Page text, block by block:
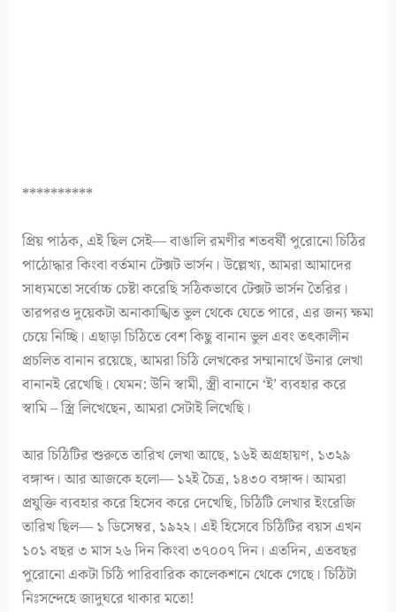
**********
প্রিয় পাঠক, এই ছিল সেই— বাঙালি রমণীর শতবর্ষী পুরোনো চিঠির
পাঠোদ্ধার কিংবা বর্তমান টেক্সট ভার্সন। উল্লেখ্য, আমরা আমাদের
সাধ্যমতো সর্বোচ্চ চেষ্টা করেছি সঠিকভাবে টেক্সট ভার্সন তৈরির।
তারপরও দুয়েকটা অনাকাঙ্খিত ভুল থেকে যেতে পারে, এর জন্য ক্ষমা
চেয়ে নিচ্ছি। এছাড়া চিঠিতে বেশ কিছু বানান ভুল এবং তৎকালীন
প্রচলিত বানান রয়েছে, আমরা চিঠি লেখকের সম্মানার্থে উনার লেখা
বানানই রেখেছি। যেমন: উনি স্বামী, স্ত্রী বানানে ‘ই’ ব্যবহার করে
স্বামি – স্ত্রি লিখেছেন, আমরা সেটাই লিখেছি।
আর চিঠিটির শুরুতে তারিখ লেখা আছে, ১৬ই অগ্রহায়ণ, ১৩২৯
বঙ্গাব্দ। আর আজকে হলো— ১২ই চৈত্র, ১৪৩০ বঙ্গাব্দ। আমরা
প্রযুক্তি ব্যবহার করে হিসেব করে দেখেছি, চিঠিটি লেখার ইংরেজি
তারিখ ছিল— ১ ডিসেম্বর, ১৯২২। এই হিসেবে চিঠিটির বয়স এখন
১০১ বছর ৩ মাস ২৬ দিন কিংবা ৩৭০০৭ দিন। এতদিন, এতবছর
পুরোনো একটা চিঠি পারিবারিক কালেকশনে থেকে গেছে। চিঠিটা
নিঃসন্দেহে জাদুঘরে থাকার মতো!